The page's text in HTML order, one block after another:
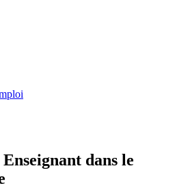
dans le